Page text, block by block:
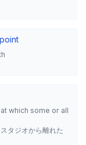
which some or all
タジオから離れた